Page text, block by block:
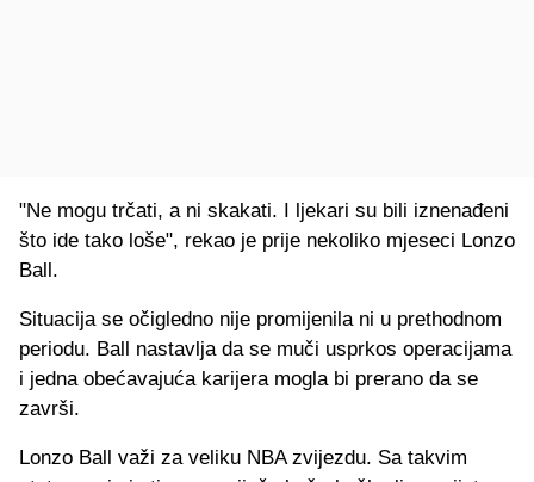
"Ne mogu trčati, a ni skakati. I ljekari su bili iznenađeni
što ide tako loše", rekao je prije nekoliko mjeseci Lonzo
Ball.
Situacija se očigledno nije promijenila ni u prethodnom
periodu. Ball nastavlja da se muči usprkos operacijama
i jedna obećavajuća karijera mogla bi prerano da se
završi.
Lonzo Ball važi za veliku NBA zvijezdu. Sa takvim